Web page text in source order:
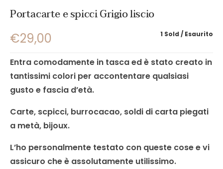
Portacarte e spicci Grigio liscio
1 Sold Esaurito
€29,00
Entra comodamente in tasca ed è stato creato in
tantissimi colori per accontentare qualsiasi
gusto e fascia d’età.
Carte, scpicci, burrocacao, soldi di carta piegati
a metà, bijoux.
L’ho personalmente testato con queste cose e vi
assicuro che è assolutamente utilissimo.